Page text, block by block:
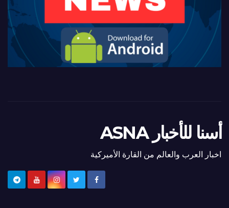
أسنا للأخبار ASNA
اخبار العرب والعالم من القارة الأميركية